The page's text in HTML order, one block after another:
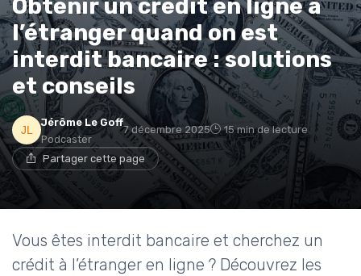
Obtenir un crédit en ligne à
l’étranger quand on est
interdit bancaire : solutions
et conseils
Jérôme Le Goff
Podcaster
7 décembre 2025 15 min de lecture
Partager cette page
Vous êtes interdit bancaire et cherchez un
crédit à l’étranger en ligne ? Découvrez les